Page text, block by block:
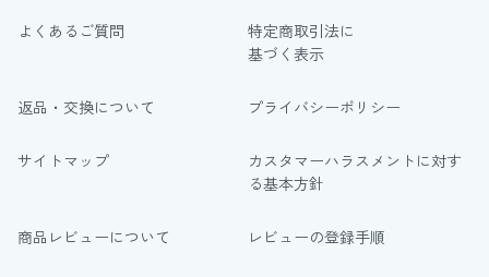
よくあるご質問
特定商取引法に
基づく表示
返品・交換について プライバシーポリシー
サイトマップ
カスタマーハラスメントに対す
る基本方針
商品レビューについて レビューの登録手順